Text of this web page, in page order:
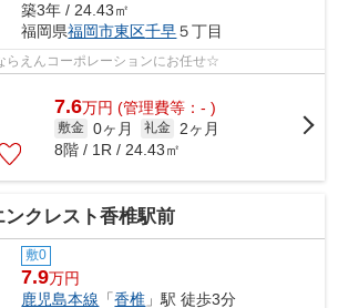
築3年 / 24.43㎡
福岡県福岡市東区千早５丁目
らえんコーポレーションにお任せ☆
7.6万円 (管理費等：- )
敷金 0ヶ月 礼金
2ヶ月
8階 / 1R / 24.43㎡
ンクレスト香椎駅前
敷0
7.9万円
鹿児島本線 「香椎 」駅 徒歩3分